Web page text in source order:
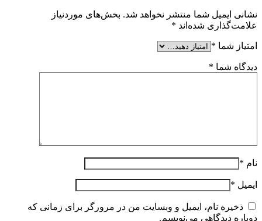
نشانی ایمیل شما منتشر نخواهد شد. بخش‌های موردنیاز
علامت‌گذاری شده‌اند *
امتیاز شما *
دیدگاه شما *
نام *
ایمیل *
ذخیره نام، ایمیل و وبسایت من در مرورگر برای زمانی که
دوباره دیدگاهی می‌نویسم.